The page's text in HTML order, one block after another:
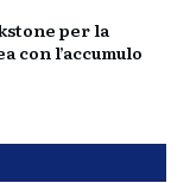
per la
con l’accumulo